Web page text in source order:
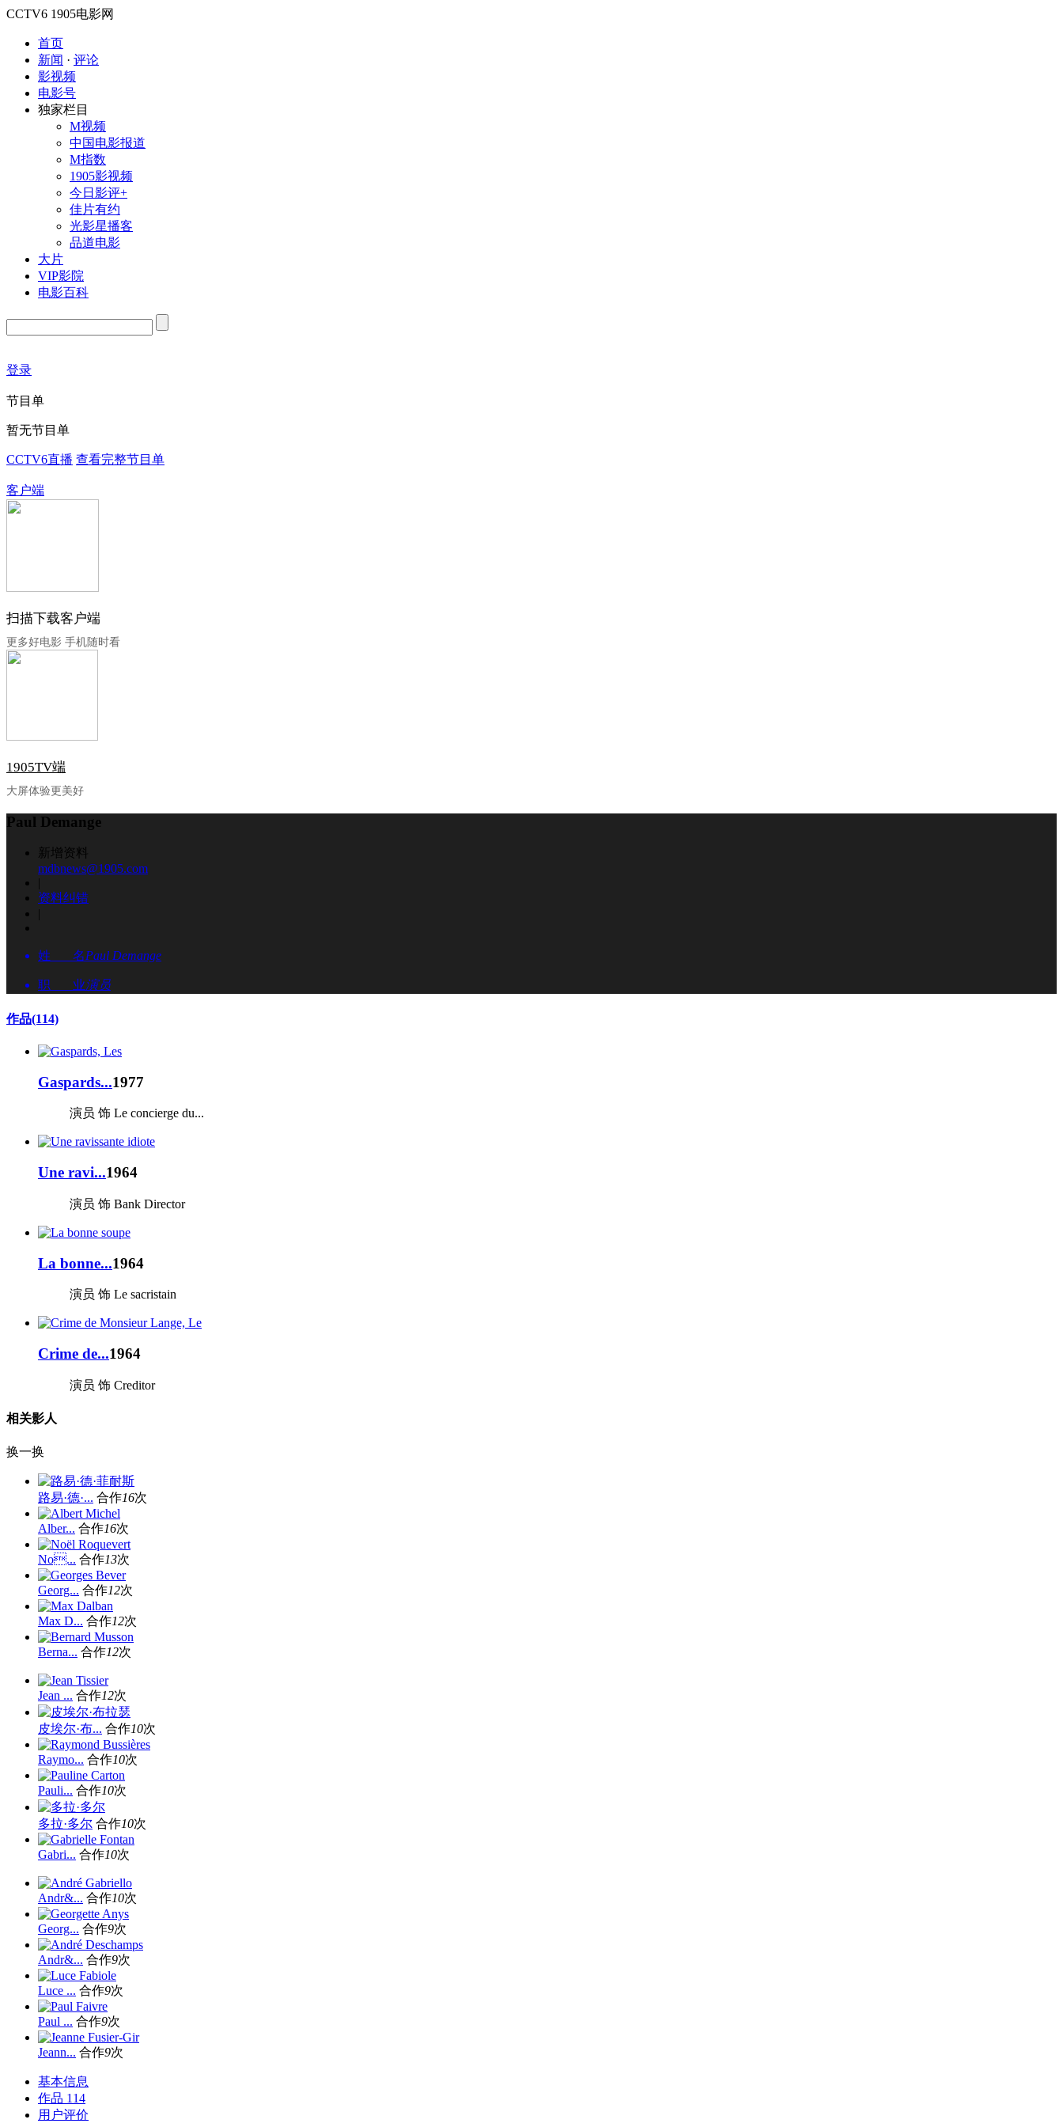
CCTV6 1905电影网
首页
新闻 · 评论
影视频
电影号
独家栏目
M视频
中国电影报道
M指数
1905影视频
今日影评+
佳片有约
光影星播客
品道电影
大片
VIP影院
电影百科
登录
节目单
暂无节目单
CCTV6直播 查看完整节目单
客户端
扫描下载客户端
更多好电影 手机随时看
1905TV端
大屏体验更美好
Paul Demange
新增资料
mdbnews@1905.com
|
资料纠错
|
姓 名Paul Demange
职 业演员
作品(114)
Gaspards...1977
演员 饰 Le concierge du...
Une ravi...1964
演员 饰 Bank Director
La bonne...1964
演员 饰 Le sacristain
Crime de...1964
演员 饰 Creditor
相关影人
换一换
路易·德·... 合作16次
Alber... 合作16次
No... 合作13次
Georg... 合作12次
Max D... 合作12次
Berna... 合作12次
Jean ... 合作12次
皮埃尔·布... 合作10次
Raymo... 合作10次
Pauli... 合作10次
多拉·多尔 合作10次
Gabri... 合作10次
Andr&... 合作10次
Georg... 合作9次
Andr&... 合作9次
Luce ... 合作9次
Paul ... 合作9次
Jeann... 合作9次
基本信息
作品 114
用户评价